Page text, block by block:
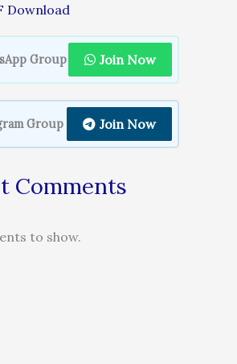
Download
Group Join Now
Group Join Now
Comments
to show.